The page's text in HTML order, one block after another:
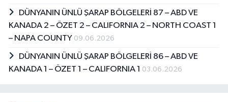
DÜNYANIN ÜNLÜ ŞARAP BÖLGELERİ 87 – ABD VE
KANADA 2 – ÖZET 2 – CALIFORNIA 2 – NORTH COAST 1
– NAPA COUNTY 09.06.2026
DÜNYANIN ÜNLÜ ŞARAP BÖLGELERİ 86 – ABD VE
KANADA 1 – ÖZET 1 – CALIFORNIA 1 03.06.2026